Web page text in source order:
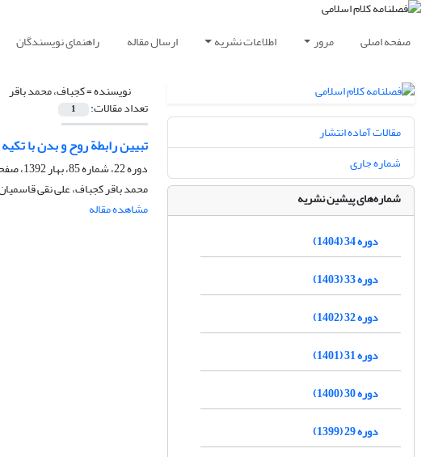
صفحه اصلی مرور اطلاعات نشریه ارسال مقاله راهنمای نویسندگان
نویسنده =کجباف، محمد باقر
تعداد مقالات: 1
تبیین رابطة روح و بدن با
دوره 22، شماره 85، بهار 1392، صفحه
محمد باقر کجباف، علی نقی
مشاهده مقاله
مقالات آماده انتشار
شماره جاری
شماره‌های پیشین نشریه
دوره 34 (1404)
دوره 33 (1403)
دوره 32 (1402)
دوره 31 (1401)
دوره 30 (1400)
دوره 29 (1399)